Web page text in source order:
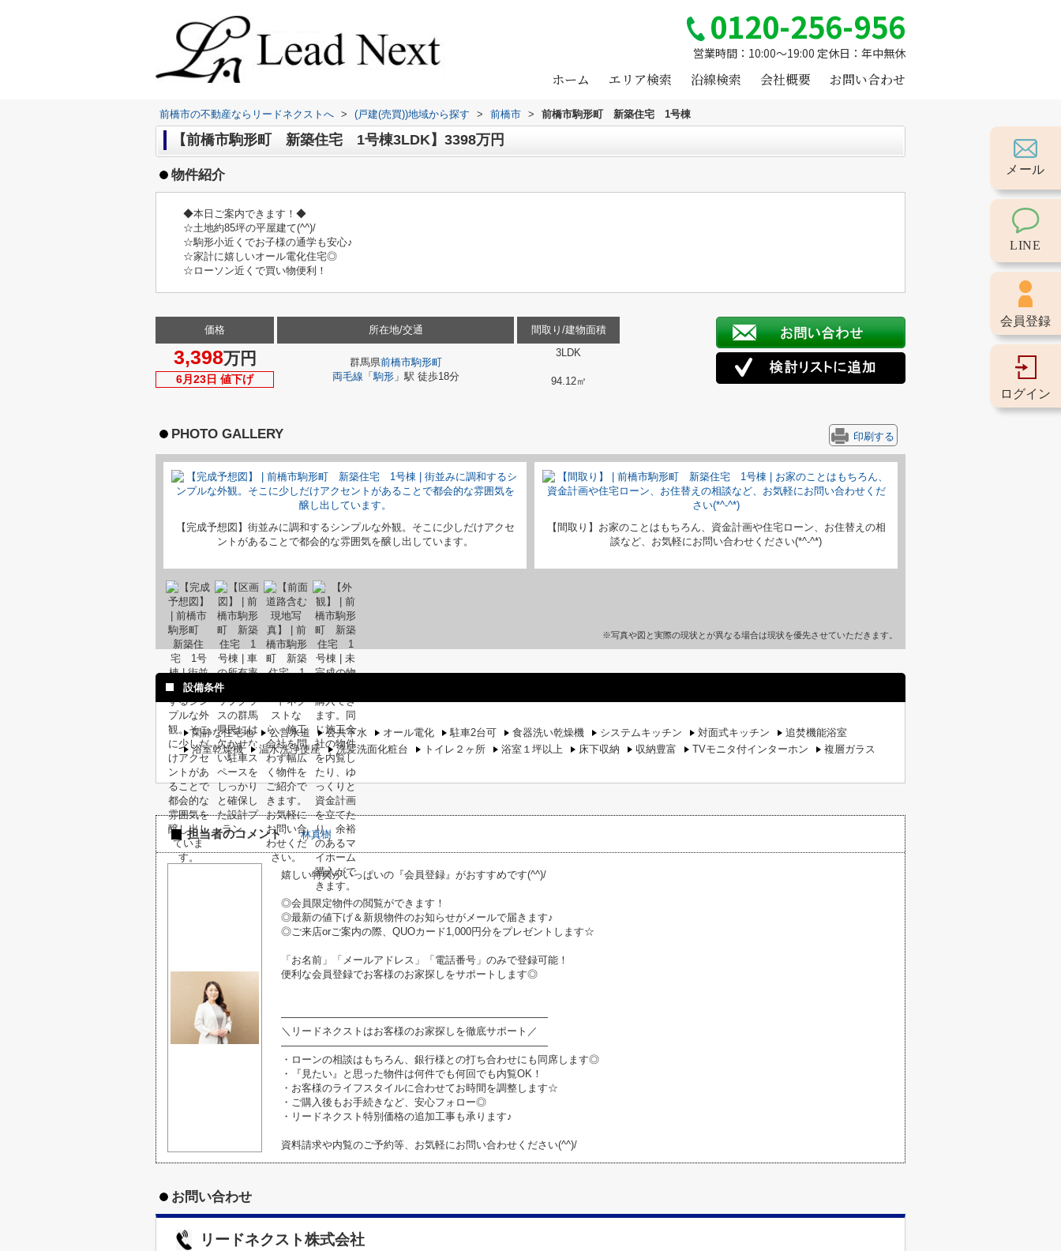
0120-256-956
営業時間：10:00～19:00 定休日：年中無休
ホーム エリア検索 沿線検索 会社概要 お問い合わせ
前橋市の不動産ならリードネクストへ > (戸建(売買))地域から探す > 前橋市 > 前橋市駒形町 新築住宅 1号棟
【前橋市駒形町 新築住宅 1号棟3LDK】3398万円
物件紹介
◆本日ご案内できます！◆
☆土地約85坪の平屋建て(^^)/
☆駒形小近くでお子様の通学も安心♪
☆家計に嬉しいオール電化住宅◎
☆ローソン近くで買い物便利！
価格
3,398万円
6月23日 値下げ
所在地/交通
群馬県前橋市駒形町
両毛線 「駒形」駅 徒歩18分
間取り/建物面積
3LDK
94.12㎡
PHOTO GALLERY 印刷する
【完成予想図】街並みに調和するシンプルな外観。そこに少しだけアクセ
ントがあることで都会的な雰囲気を醸し出しています。
【間取り】お家のことはもちろん、資金計画や住宅ローン、お住替えの相
談など、お気軽にお問い合わせください(*^-^*)
※写真や図と実際の現状とが異なる場合は現状を優先させていただきます。
設備条件
閑静な住宅地 公営水道 公共下水 オール電化 駐車2台可 食器洗い乾燥機 システムキッチン 対面式キッチン
追焚機能浴室
浴室乾燥機
温水洗浄便座 洗髪洗面化粧台 トイレ２ヶ所 浴室１坪以上 床下収納 収納豊富 TVモニタ付インターホン 複層ガラス
担当者のコメント 林真樹
嬉しい特典がいっぱいの『会員登録』がおすすめです(^^)/
◎会員限定物件の閲覧ができます！
◎最新の値下げ＆新規物件のお知らせがメールで届きます♪
◎ご来店orご案内の際、QUOカード1,000円分をプレゼントします☆
「お名前」「メールアドレス」「電話番号」のみで登録可能！
便利な会員登録でお客様のお家探しをサポートします◎
――――――――――――――――――――――――――
＼リードネクストはお客様のお家探しを徹底サポート／
――――――――――――――――――――――――――
・ローンの相談はもちろん、銀行様との打ち合わせにも同席します◎
・『見たい』と思った物件は何件でも何回でも内覧OK！
・お客様のライフスタイルに合わせてお時間を調整します☆
・ご購入後もお手続きなど、安心フォロー◎
・リードネクスト特別価格の追加工事も承ります♪
資料請求や内覧のご予約等、お気軽にお問い合わせください(^^)/
お問い合わせ
リードネクスト株式会社
メール
LINE
会員登録
ログイン